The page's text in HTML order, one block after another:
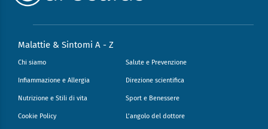
Malattie & Sintomi A - Z
Chi siamo Salute e Prevenzione
Infiammazione e Allergia Direzione scientifica
Nutrizione e Stili di vita Sport e Benessere
Cookie Policy L’angolo del dottore